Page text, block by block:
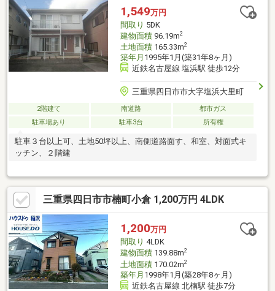
からすぐご案内！》見るだけOK、聞くだけOK。実際に現地を体
感してみてください。＝＝＝＝＝＝＝＝＝＝＝＝＝＝＝＝＝＝＝
＝＝＝
1,549万円
間取り 5DK
建物面積96.19m2
土地面積165.33m2
築年月 1995年1月(築31年8ヶ月)
近鉄名古屋線 塩浜駅 徒歩12分
三重県四日市市大字塩浜大里町
2階建て 南道路
都市ガス
駐車場あり
駐車3台 所有権
駐車３台以上可、土地50坪以上、南側道路面す、和室、対面式キ
ッチン、２階建
三重県四日市市楠町小倉 1,200万円 4LDK
1,200万円
間取り 4LDK
建物面積139.88m2
土地面積170.02m2
築年月 1998年1月(築28年8ヶ月)
近鉄名古屋線 北楠駅 徒歩7分